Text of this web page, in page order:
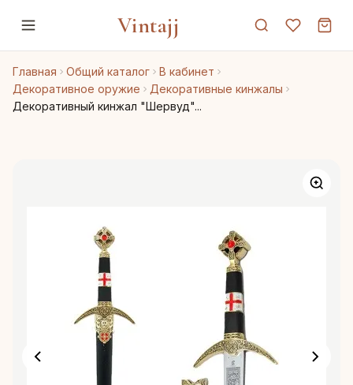
Vintajj
Главная Общий каталог
В кабинет
Декоративное оружие
Декоративные кинжалы
Декоративный кинжал "Шервуд"...